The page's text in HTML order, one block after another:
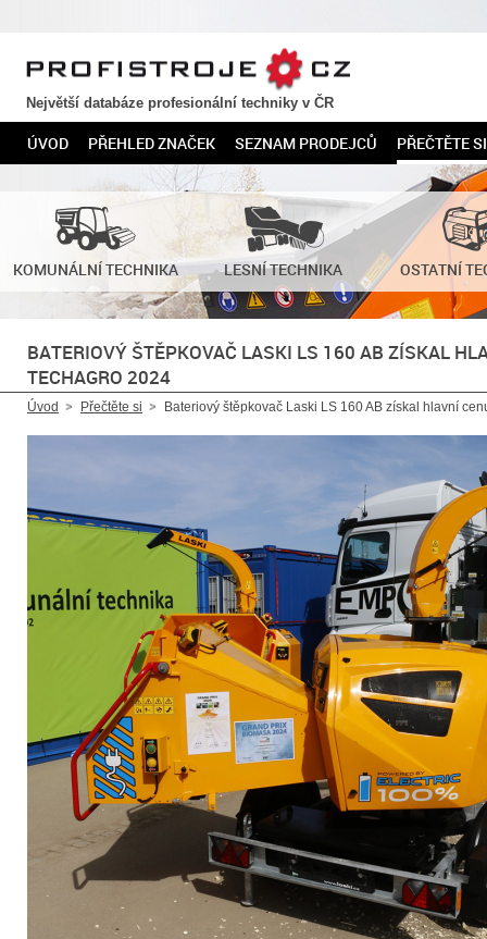
PROFISTROJE.CZ
Největší databáze profesionální techniky v ČR
ÚVOD PŘEHLED ZNAČEK SEZNAM PRODEJCŮ PŘEČTĚTE SI
KOMUNÁLNÍ TECHNIKA LESNÍ TECHNIKA OSTATNÍ
BATERIOVÝ ŠTĚPKOVAČ LASKI LS 160 AB ZÍSKAL
TECHAGRO 2024
Úvod Přečtěte si Bateriový štěpkovač Laski LS 160 AB získal hlavní